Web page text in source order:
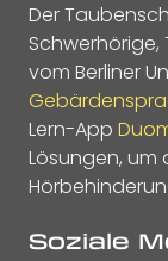
Der
vom Berliner
Lern-App
Lösungen, um
Soziale